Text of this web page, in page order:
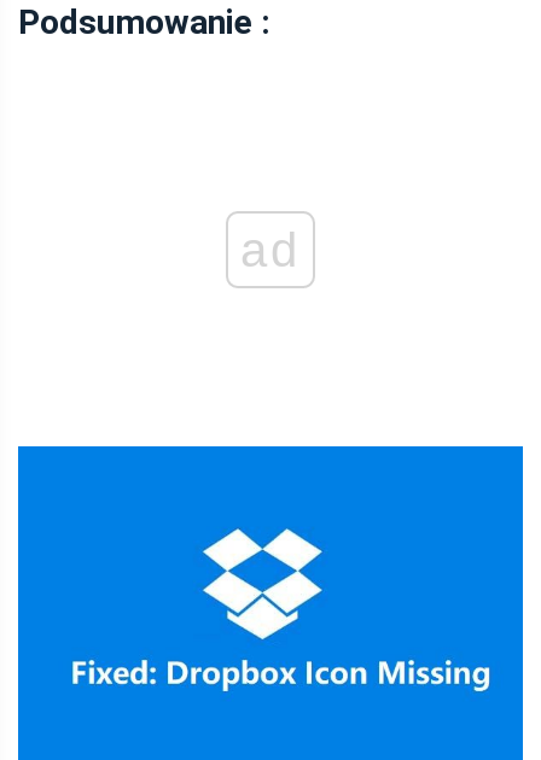
Podsumowanie :
ad